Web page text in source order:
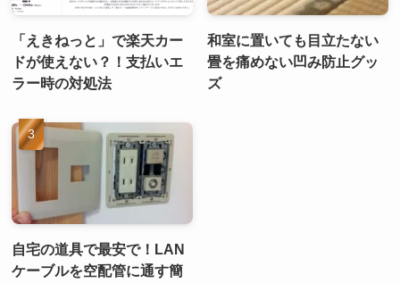
「えきねっと」で楽天カー
ドが使えない？！支払いエ
ラー時の対処法
和室に置いても目立たない
畳を痛めない凹み防止グッ
ズ
自宅の道具で最安で！LAN
ケーブルを空配管に通す簡